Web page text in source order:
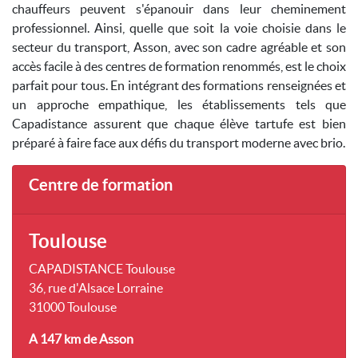
chauffeurs peuvent s'épanouir dans leur cheminement
professionnel. Ainsi, quelle que soit la voie choisie dans le
secteur du transport, Asson, avec son cadre agréable et son
accès facile à des centres de formation renommés, est le choix
parfait pour tous. En intégrant des formations renseignées et
un approche empathique, les établissements tels que
Capadistance assurent que chaque élève tartufe est bien
préparé à faire face aux défis du transport moderne avec brio.
Centre de formation
Toulouse
CAPADISTANCE Toulouse
36, rue d'Alsace Lorraine
31000 Toulouse
A 147 kmde Asson